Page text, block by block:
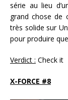
série au lieu
grand chose de
très solide sur
pour produire
Verdict : Check it
X-FORCE #8